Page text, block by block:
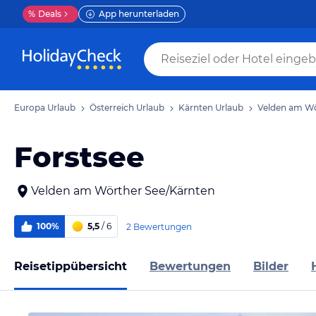
% Deals App herunterladen
Europa Urlaub Österreich Urlaub Kärnten Urlaub Velden am
Forstsee
Velden am Wörther See/Kärnten
100% 5,5 / 6 2 Bewertungen
Reisetippübersicht Bewertungen Bilder